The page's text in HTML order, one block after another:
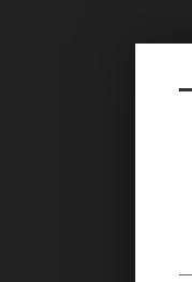
스케치
스케치